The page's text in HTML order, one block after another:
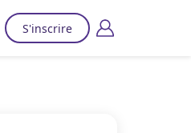
S'inscrire